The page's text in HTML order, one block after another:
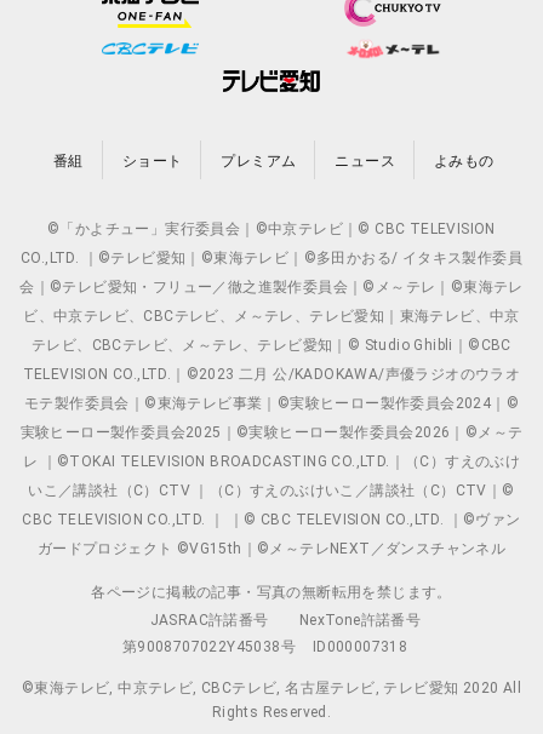
番組 ショート プレミアム ニュース よみもの
©「かよチュー」実行委員会｜©中京テレビ｜© CBC TELEVISION
CO.,LTD. ｜©テレビ愛知｜©東海テレビ｜©多田かおる/ イタキス製作委員
会｜©テレビ愛知・フリュー／徹之進製作委員会｜©メ～テレ｜©東海テレ
ビ、中京テレビ、CBCテレビ、メ～テレ、テレビ愛知｜東海テレビ、中京
テレビ、CBCテレビ、メ～テレ、テレビ愛知｜© Studio Ghibli｜©CBC
TELEVISION CO.,LTD.｜©2023 二月 公/KADOKAWA/声優ラジオのウラオ
モテ製作委員会｜©東海テレビ事業｜©実験ヒーロー製作委員会2024｜©
実験ヒーロー製作委員会2025｜©実験ヒーロー製作委員会2026｜©メ～テ
レ ｜©TOKAI TELEVISION BROADCASTING CO.,LTD.｜（C）すえのぶけ
いこ／講談社（C）CTV ｜（C）すえのぶけいこ／講談社（C）CTV｜©
CBC TELEVISION CO.,LTD. ｜ ｜© CBC TELEVISION CO.,LTD. ｜©ヴァン
ガードプロジェクト ©VG15th｜©メ～テレNEXT／ダンスチャンネル
各ページに掲載の記事・写真の無断転用を禁じます。
JASRAC許諾番号
NexTone許諾番号
第9008707022Y45038号
ID000007318
©東海テレビ, 中京テレビ, CBCテレビ, 名古屋テレビ, テレビ愛知 2020 All
Rights Reserved.